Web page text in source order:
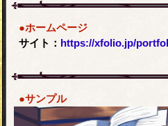
●ホームページ
サイト： https://xfolio.jp/
●サンプル